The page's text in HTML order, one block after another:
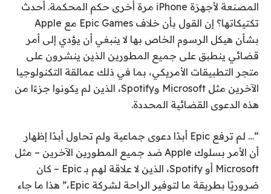
المصنعة لأجهزة iPhone مرة أخرى حكم المحكمة. أحدث
تكتيكاتها؟ إن القول بأن خلاف Epic Games مع Apple
بشأن هيكل الرسوم الخاص بها لا ينبغي أن يؤدي إلى أمر
قضائي ينطبق على جميع المطورين الذين ينشرون على
متجر التطبيقات الأمريكي، بما في ذلك عمالقة التكنولوجيا
الآخرين مثل Microsoft وSpotify، الذين لم يكونوا جزءًا من
هذه الدعوى القضائية المحددة.
“… لم ترفع Epic أبدًا دعوى جماعية ولم تحاول أبدًا إظهار
أن الأمر بسلوك Apple ضد جميع المطورين الآخرين – مثل
Microsoft أو Spotify، الذين لا علاقة لهم بـ Epic – كان
ضروريًا بطريقة ما لتوفير الراحة لشركة Epic،” هذا ما جاء